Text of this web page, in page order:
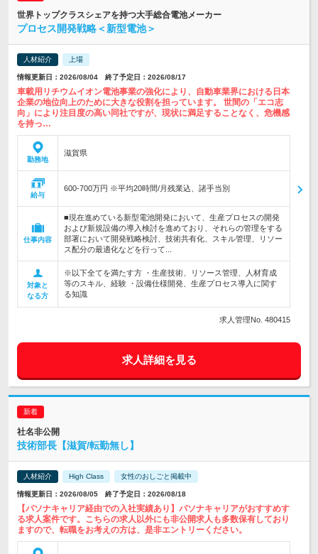
世界トップクラスシェアを持つ大手総合電池メーカー
プロセス開発戦略＜新型電池＞
人材紹介 上場
情報更新日：2026/08/04 終了予定日：2026/08/17
車載用リチウムイオン電池事業の強化により、自動車業界における日本
企業の地位向上のために大きな役割を担っています。 世間の「エコ志
向」により注目度の高い同社ですが、現状に満足することなく、危機感
を持っ…
勤務地
滋賀県
給与
600-700万円 ※平均20時間/月残業込、諸手当別
仕事内容
■現在進めている新型電池開発において、生産プロセスの開発
および新規設備の導入検討を進めており、それらの管理をする
部署において開発戦略検討、技術共有化、スキル管理、リソー
ス配分の最適化などを行って...
対象と
なる方
※以下全てを満たす方 ・生産技術、リソース管理、人材育成
等のスキル、経験 ・設備仕様開発、生産プロセス導入に関す
る知識
求人管理No. 480415
求人詳細を見る
社名非公開
技術部長【滋賀/転勤無し】
人材紹介 High Class 女性のおしごと掲載中
情報更新日：2026/08/05 終了予定日：2026/08/18
【パソナキャリア経由での入社実績あり】パソナキャリアがおすすめす
る求人案件です。こちらの求人以外にも非公開求人も多数保有しており
ますので、転職をお考えの方は、是非エントリーください。